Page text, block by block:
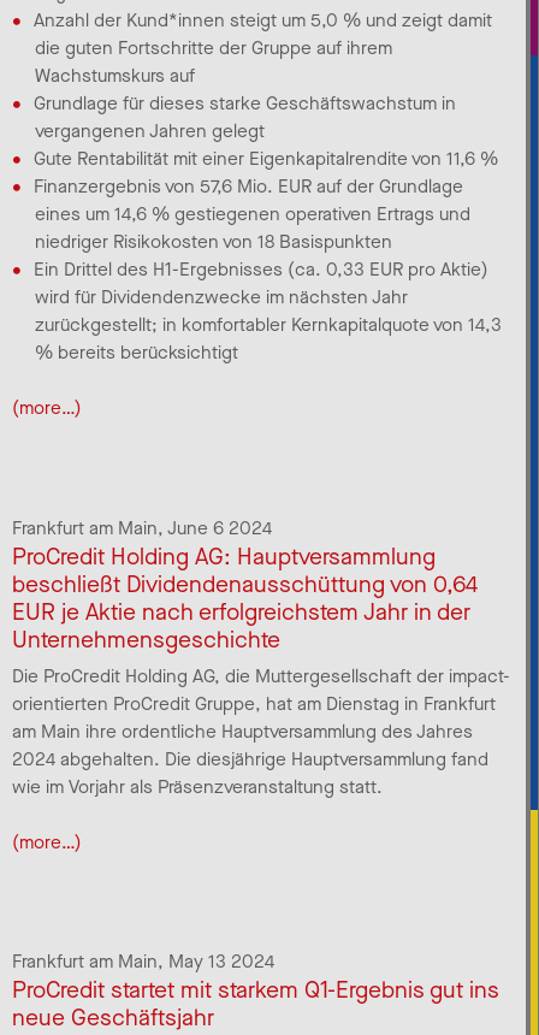
Anzahl der Kund*innen steigt um 5,0 % und zeigt damit
die guten Fortschritte der Gruppe auf ihrem
Wachstumskurs auf
Grundlage für dieses starke Geschäftswachstum in
vergangenen Jahren gelegt
Gute Rentabilität mit einer Eigenkapitalrendite von 11,6 %
Finanzergebnis von 57,6 Mio. EUR auf der Grundlage
eines um 14,6 % gestiegenen operativen Ertrags und
niedriger Risikokosten von 18 Basispunkten
Ein Drittel des H1-Ergebnisses (ca. 0,33 EUR pro Aktie)
wird für Dividendenzwecke im nächsten Jahr
zurückgestellt; in komfortabler Kernkapitalquote von 14,3
% bereits berücksichtigt
(more…)
Frankfurt am Main, June 6 2024
ProCredit Holding AG: Hauptversammlung
beschließt Dividendenausschüttung von 0,64
EUR je Aktie nach erfolgreichstem Jahr in der
Unternehmensgeschichte
Die ProCredit Holding AG, die Muttergesellschaft der impact-
orientierten ProCredit Gruppe, hat am Dienstag in Frankfurt
am Main ihre ordentliche Hauptversammlung des Jahres
2024 abgehalten. Die diesjährige Hauptversammlung fand
wie im Vorjahr als Präsenzveranstaltung statt.
(more…)
Frankfurt am Main, May 13 2024
ProCredit startet mit starkem Q1-Ergebnis gut ins
neue Geschäftsjahr